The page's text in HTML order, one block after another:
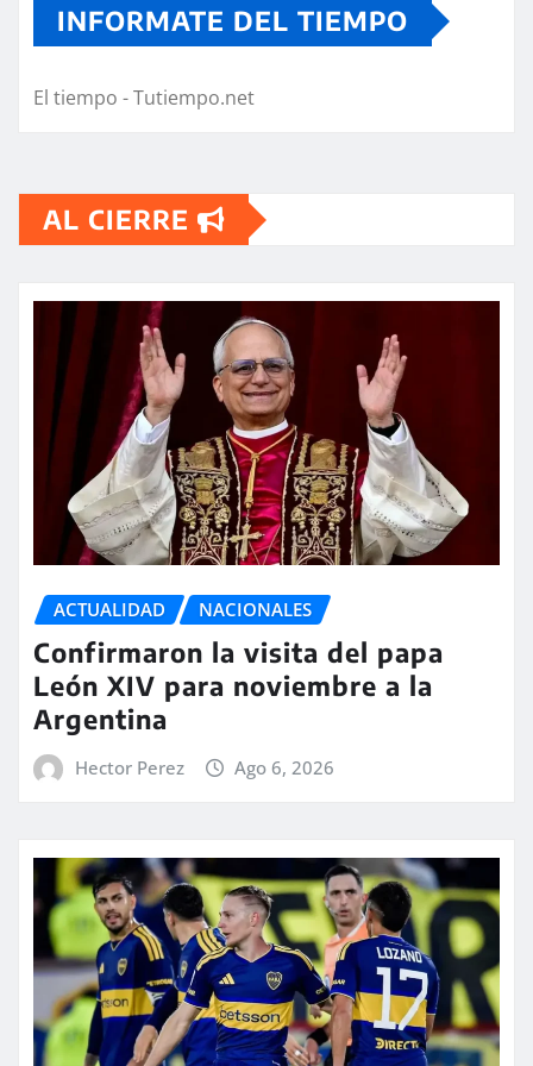
INFORMATE DEL TIEMPO
El tiempo - Tutiempo.net
AL CIERRE
ACTUALIDAD NACIONALES
Confirmaron la visita del papa
León XIV para noviembre a la
Argentina
Hector Perez Ago 6, 2026